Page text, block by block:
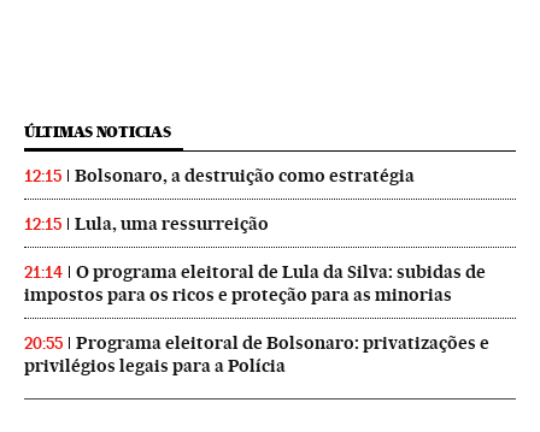
ÚLTIMAS NOTICIAS
12:15 Bolsonaro, a destruição como estratégia
12:15 Lula, uma ressurreição
21:14
O programa eleitoral de Lula da Silva: subidas de
impostos para os ricos e proteção para as minorias
20:55
Programa eleitoral de Bolsonaro: privatizações e
privilégios legais para a Polícia